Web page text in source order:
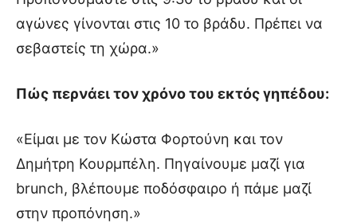
αγώνες γίνονται στις 10 το βράδυ. Πρέπει να
σεβαστείς τη χώρα.»
Πώς περνάει τον χρόνο του εκτός γηπέδου:
«Είμαι με τον Κώστα Φορτούνη και τον
Δημήτρη Κουρμπέλη. Πηγαίνουμε μαζί για
brunch, βλέπουμε ποδόσφαιρο ή πάμε μαζί
στην προπόνηση.»